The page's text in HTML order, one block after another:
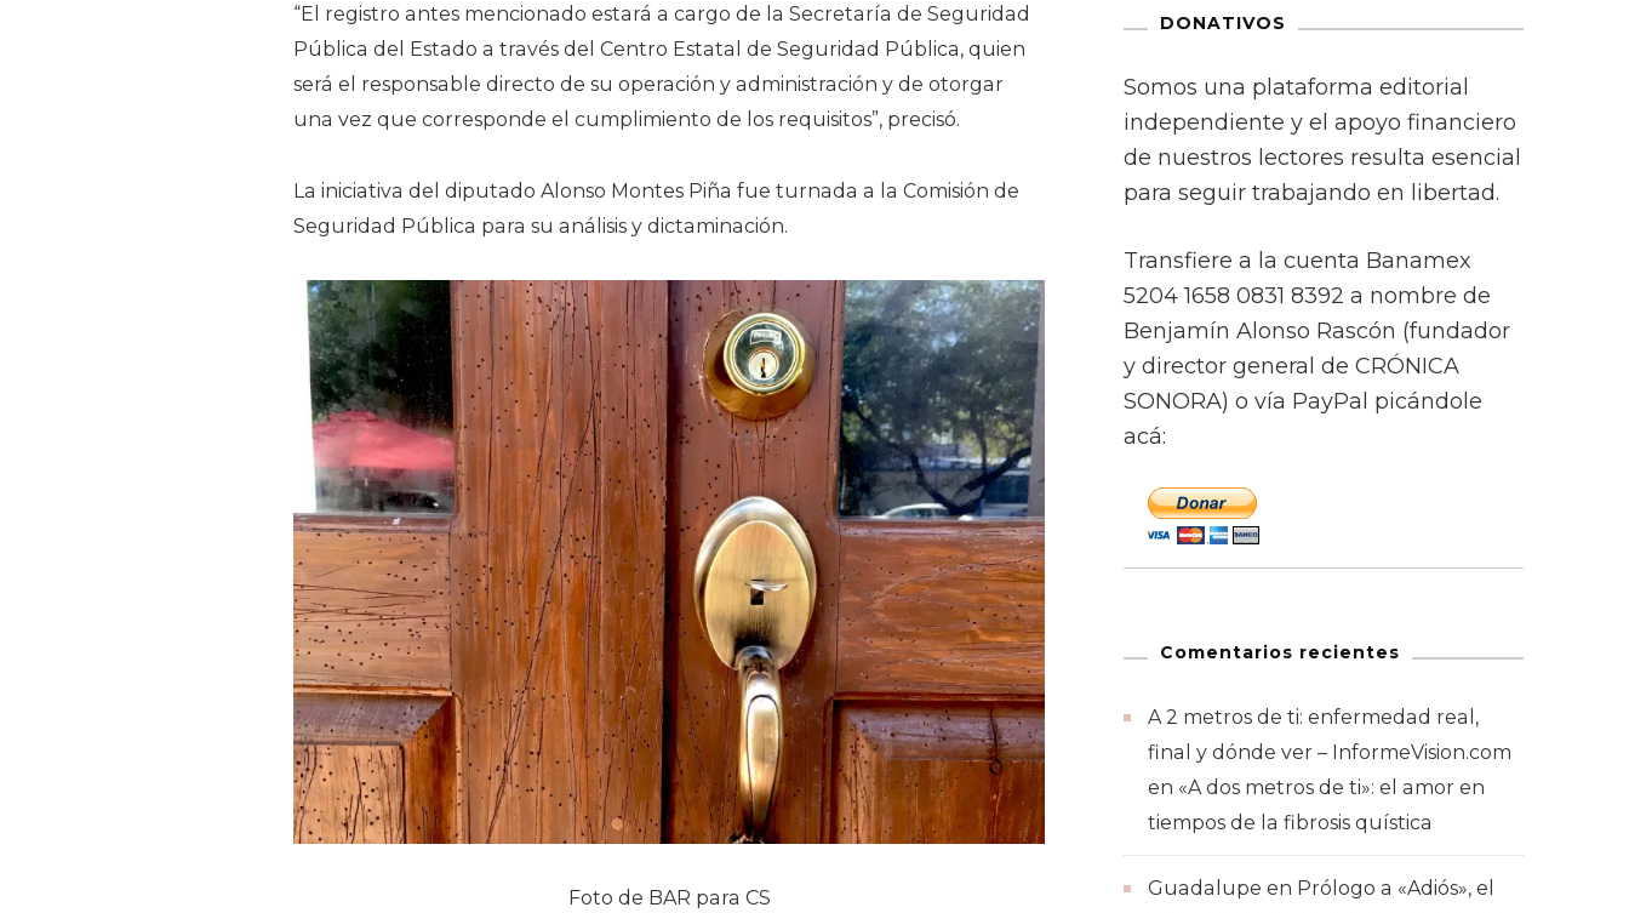
“El registro antes mencionado estará a cargo de la Secretaría de Seguridad
Pública del Estado a través del Centro Estatal de Seguridad Pública, quien
será el responsable directo de su operación y administración y de otorgar
una vez que corresponde el cumplimiento de los requisitos”, precisó.
La iniciativa del diputado Alonso Montes Piña fue turnada a la Comisión de
Seguridad Pública para su análisis y dictaminación.
Foto de BAR para CS
DONATIVOS
Somos una plataforma editorial
independiente y el apoyo financiero
de nuestros lectores resulta esencial
para seguir trabajando en libertad.
Transfiere a la cuenta Banamex
5204 1658 0831 8392 a nombre de
Benjamín Alonso Rascón (fundador
y director general de CRÓNICA
SONORA) o vía PayPal picándole
acá:
Comentarios recientes
A 2 metros de ti: enfermedad real,
final y dónde ver – InformeVision.com
en «A dos metros de ti»: el amor en
tiempos de la fibrosis quística
Guadalupe en Prólogo a «Adiós», el